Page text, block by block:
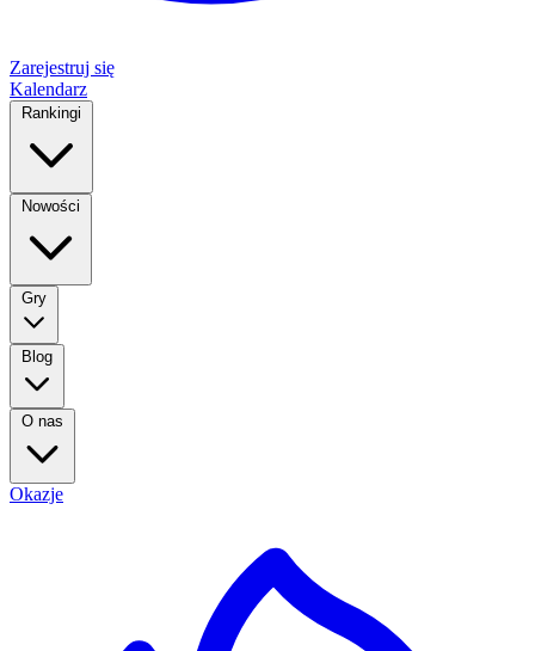
Zarejestruj się
Kalendarz
Rankingi
Nowości
Gry
Blog
O nas
Okazje